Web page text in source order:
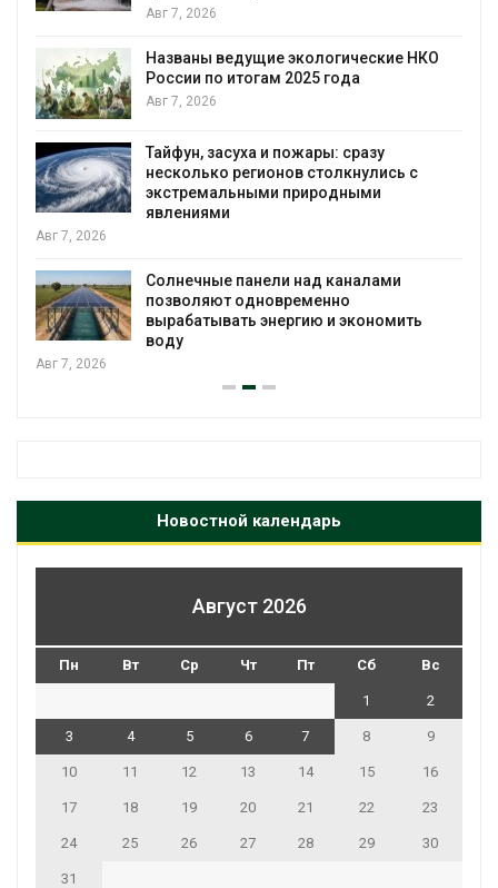
Авг 7, 2026
Названы ведущие экологические НКО
России по итогам 2025 года
Авг 7, 2026
Тайфун, засуха и пожары: сразу
несколько регионов столкнулись с
экстремальными природными
явлениями
Авг 7, 2026
Солнечные панели над каналами
позволяют одновременно
вырабатывать энергию и экономить
воду
Авг 7, 2026
Новостной календарь
Август 2026
Пн Вт Ср Чт Пт Сб Вс
1 2
3 4 5 6 7 8 9
10 11 12 13 14 15 16
17 18 19 20 21 22 23
24 25 26 27 28 29 30
31